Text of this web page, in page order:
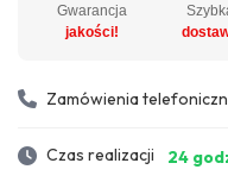
Gwarancja
jakości!
Zamówienia
Czas realizacji 24